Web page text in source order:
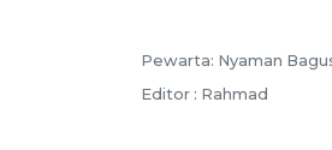
Pewarta: Nyaman
Editor : Rahmad